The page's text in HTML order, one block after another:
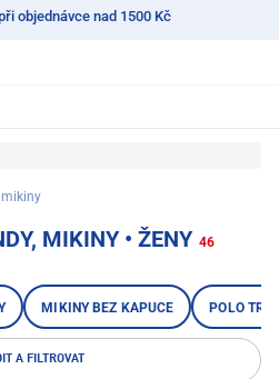
objednávce nad 1500 Kč
mikiny
MIKINY • ŽENY 46
MIKINY BEZ KAPUCE POLO
A FILTROVAT